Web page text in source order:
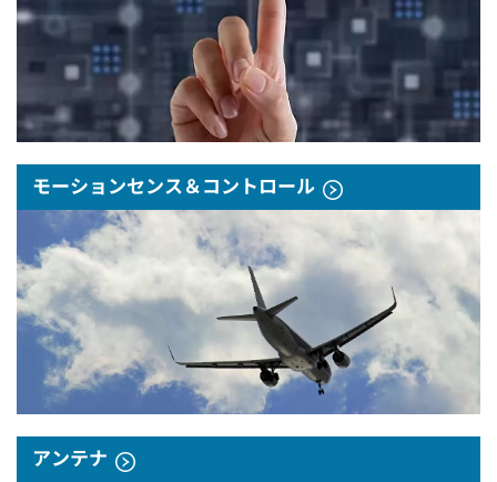
モーションセンス＆コントロール
アンテナ